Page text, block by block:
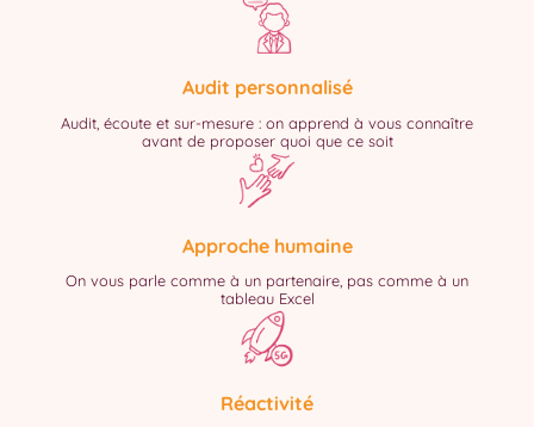
Audit personnalisé
Audit, écoute et sur-mesure : on apprend à vous connaître
avant de proposer quoi que ce soit
Approche humaine
On vous parle comme à un partenaire, pas comme à un
tableau Excel
Réactivité